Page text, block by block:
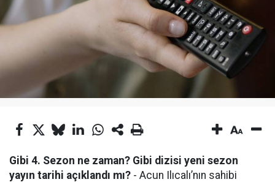
Gibi 4. Sezon ne zaman? Gibi dizisi yeni sezon
yayın tarihi açıklandı mı? - Acun Ilıcalı’nın sahibi